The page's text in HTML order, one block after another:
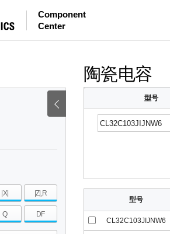
Component
Center
|X| |Z|,R
Q DF
陶瓷电容
型号
~
~
~
型号
CL32C103JIJNW6